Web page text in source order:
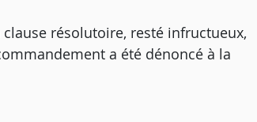
résolutoire, resté infructueux,
a été dénoncé à la